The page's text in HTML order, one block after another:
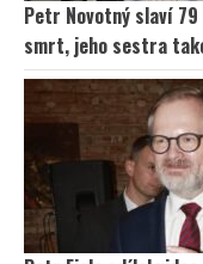
Petr Novotný slaví
smrt, jeho sestra